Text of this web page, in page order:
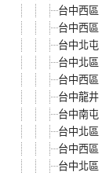
台中西區
台中西區
台中北屯
台中北區
台中西區
台中龍
台中南屯
台中北區
台中西
台中北區